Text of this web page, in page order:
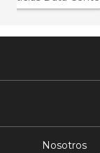
Nosotros